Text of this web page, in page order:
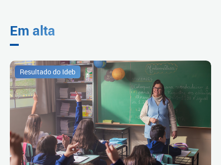
Em alta
Resultado do Ideb